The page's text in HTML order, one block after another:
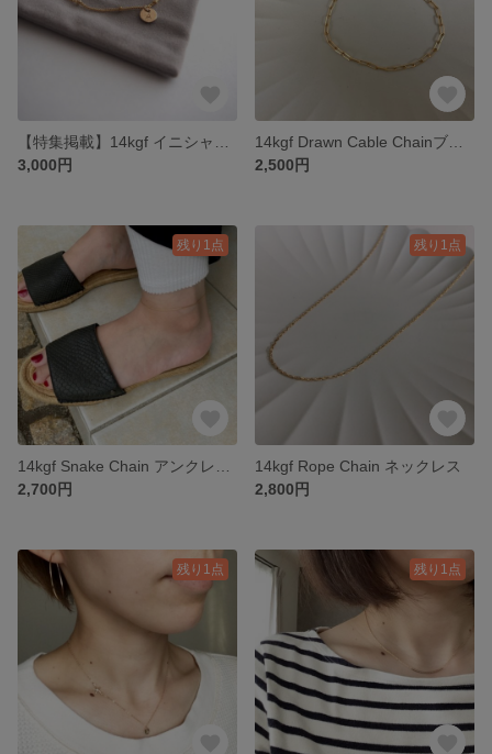
3,000円
2,500円
残り1点
2,700円
残り1点
14kgf Rope Chain ネックレス
2,800円
残り1点 残り1点